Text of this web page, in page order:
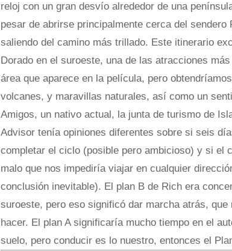
reloj con un gran desvío alrededor de una
pesar de abrirse principalmente cerca del sendero
saliendo del camino más trillado. Este itinerario
Dorado en el suroeste, una de las atracciones
área que aparece en la película, pero
volcanes, y maravillas naturales, así como un
Amigos, un nativo actual, la junta de turismo de
Advisor tenía opiniones diferentes sobre si seis
completar el ciclo (posible pero ambicioso) y si el
malo que nos impediría viajar en cualquier
conclusión inevitable). El plan B de Rich era
suroeste, pero eso significó dar marcha atrás, que
hacer. El plan A significaría mucho tiempo en el
suelo, pero conducir es lo nuestro, entonces el